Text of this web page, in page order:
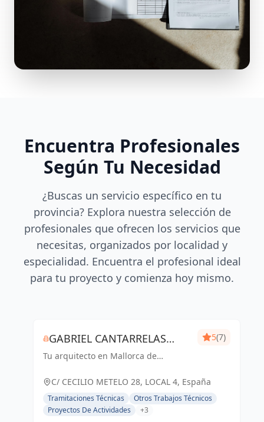
Encuentra Profesionales
Según Tu Necesidad
¿Buscas un servicio específico en tu
provincia? Explora nuestra selección de
profesionales que ofrecen los servicios que
necesitas, organizados por localidad y
especialidad. Encuentra el profesional ideal
para tu proyecto y comienza hoy mismo.
GABRIEL CANTARRELAS
REIG ARQUITECTURA
Tu arquitecto en Mallorca de
5(7)
C/ CECILIO METELO 28, LOCAL 4, España
Tramitaciones Técnicas
Otros Trabajos Técnicos
Proyectos De Actividades
+3